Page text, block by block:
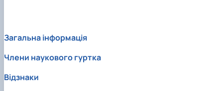
Загальна інформація
Члени наукового гуртка
Відзнаки